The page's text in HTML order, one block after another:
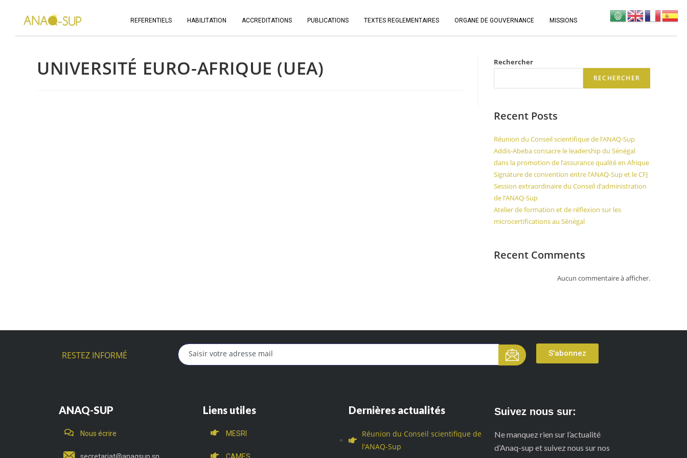
REFERENTIELS HABILITATION ACCREDITATIONS PUBLICATIONS TEXTES REGLEMENTAIRES ORGANE DE GOUVERNANCE MISSIONS
UNIVERSITÉ EURO-AFRIQUE (UEA) Rechercher
RECHERCHER
Recent Posts
Réunion du Conseil scientifique de l’ANAQ-Sup
Addis-Abeba consacre le leadership du Sénégal
dans la promotion de l’assurance qualité en Afrique
Signature de convention entre l’ANAQ-Sup et le CFJ
Session extraordinaire du Conseil d’administration
de l’ANAQ-Sup
Atelier de formation et de réflexion sur les
microcertifications au Sénégal
Recent Comments
Aucun commentaire à afficher.
RESTEZ INFORMÉ S'abonnez
ANAQ-SUP
Nous écrire
Liens utiles
MESRI
Dernières actualités
Réunion du Conseil scientifique de
l’ANAQ-Sup
Suivez nous sur:
Ne manquez rien sur l’actualité
d’Anaq-sup et suivez nous sur nos